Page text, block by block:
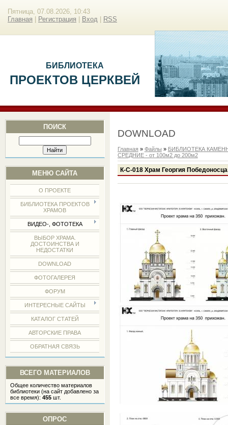
Пятница, 07.08.2026, 10:43
Главная
Регистрация Вход RSS
БИБЛИОТЕКА
ПРОЕКТОВ ЦЕРКВЕЙ
ПОИСК
МЕНЮ САЙТА
О ПРОЕКТЕ
БИБЛИОТЕКА ПРОЕКТОВ
ХРАМОВ
ВИДЕО-, ФОТОТЕКА
ВЫБОР ХРАМА.
ДОСТОИНСТВА И
НЕДОСТАТКИ
DOWNLOAD
ФОТОГАЛЕРЕЯ
ФОРУМ
ИНТЕРЕСНЫЕ САЙТЫ
КАТАЛОГ СТАТЕЙ
АВТОРСКИЕ ПРАВА
ОБРАТНАЯ СВЯЗЬ
ВСЕГО МАТЕРИАЛОВ
Общее количество материалов
библиотеки (на сайт добавлено за
все время):455 шт.
ОПРОС
DOWNLOAD
Главная » Файлы » БИБЛИОТЕКА
СРЕДНИЕ - от 100м2 до 200м2
К-С-018 Храм Георгия